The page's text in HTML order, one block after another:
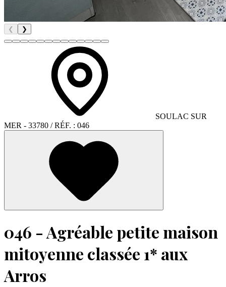
❮ ❯
SOULAC SUR
MER - 33780 / RÉF. : 046
046 - Agréable petite maison
mitoyenne classée 1* aux
Arros